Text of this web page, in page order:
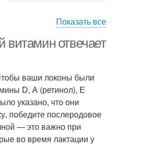
Показать все
отвечает
ваши локоны были
D, А (ретинол), Е
указано, что они
победите послеродовое
— это важно при
во время лактации у